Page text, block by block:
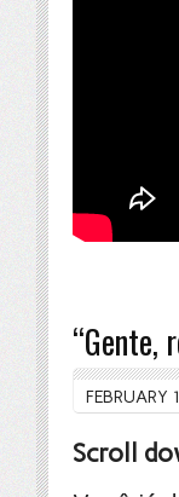
“Gente,
FEBRUARY
Scroll